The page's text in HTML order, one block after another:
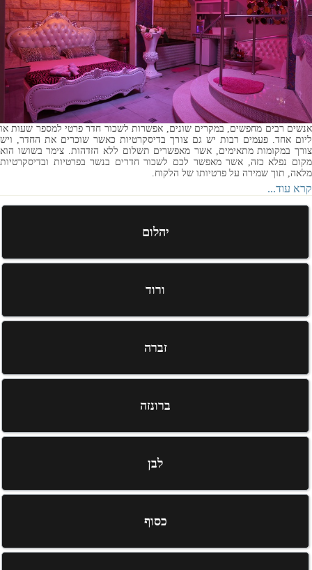
אנשים רבים מחפשים, במקרים שונים, אפשרות לשכור חדר פרטי למספר שעות או
ליום אחד. פעמים רבות יש גם צורך בדיסקרטיות כאשר שוכרים את החדר, ויש
צורך במקומות מתאימים, אשר מאפשרים תשלום ללא הזדהות. צימר בשושו הוא
מקום נפלא כזה, אשר מאפשר לכם לשכור חדרים בנשר בפרטיות ובדיסקרטיות
מלאה, תוך שמירה על פרטיותו של הלקוח.
קרא עוד...
יהלום
ורוד
זברה
ברונזה
לבן
כסוף